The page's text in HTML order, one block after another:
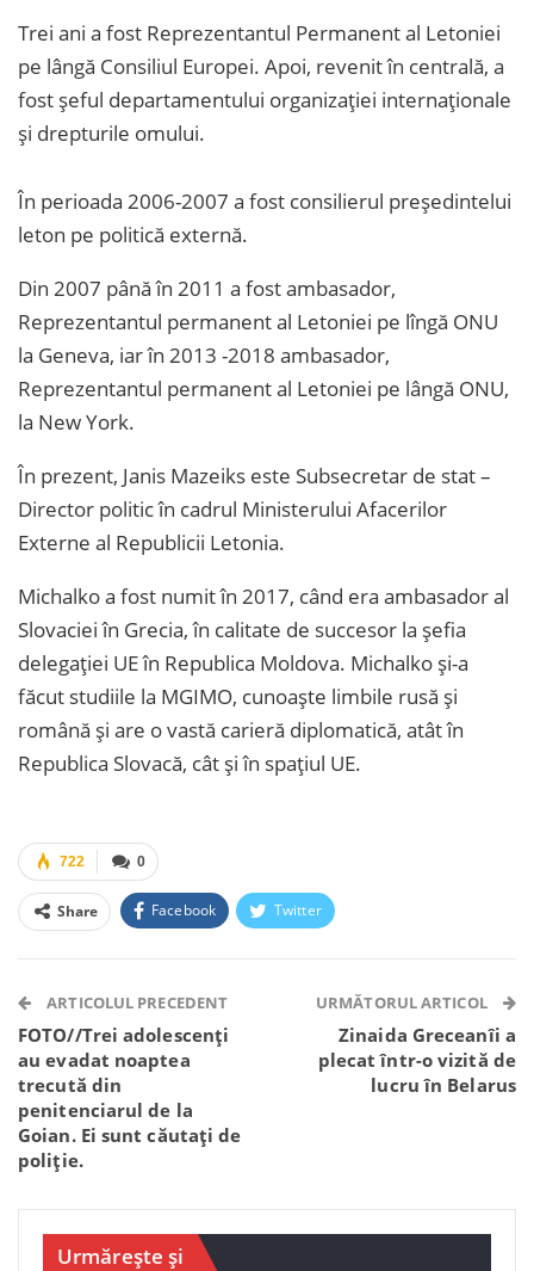
Trei ani a fost Reprezentantul Permanent al Letoniei
pe lângă Consiliul Europei. Apoi, revenit în centrală, a
fost șeful departamentului organizației internaționale
și drepturile omului.
În perioada 2006-2007 a fost consilierul președintelui
leton pe politică externă.
Din 2007 până în 2011 a fost ambasador,
Reprezentantul permanent al Letoniei pe lîngă ONU
la Geneva, iar în 2013 -2018 ambasador,
Reprezentantul permanent al Letoniei pe lângă ONU,
la New York.
În prezent, Janis Mazeiks este Subsecretar de stat –
Director politic în cadrul Ministerului Afacerilor
Externe al Republicii Letonia.
Michalko a fost numit în 2017, când era ambasador al
Slovaciei în Grecia, în calitate de succesor la șefia
delegației UE în Republica Moldova. Michalko și-a
făcut studiile la MGIMO, cunoaște limbile rusă și
română și are o vastă carieră diplomatică, atât în
Republica Slovacă, cât și în spațiul UE.
0
722
Share Facebook Twitter
Telegram WhatsApp Viber
ARTICOLUL PRECEDENT
FOTO//Trei adolescenți
au evadat noaptea
trecută din
penitenciarul de la
Goian. Ei sunt căutați de
poliție.
URMĂTORUL ARTICOL
Zinaida Greceanîi a
plecat într-o vizită de
lucru în Belarus
Urmărește și